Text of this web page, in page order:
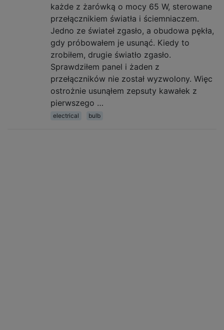
każde z żarówką o mocy 65 W, sterowane
przełącznikiem światła i ściemniaczem.
Jedno ze świateł zgasło, a obudowa pękła,
gdy próbowałem je usunąć. Kiedy to
zrobiłem, drugie światło zgasło.
Sprawdziłem panel i żaden z
przełączników nie został wyzwolony. Więc
ostrożnie usunąłem zepsuty kawałek z
pierwszego …
electrical bulb